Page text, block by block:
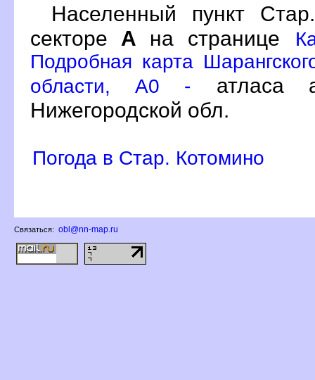
Населенный пункт
секторе А на странице
Подробная карта
области, A0 -
атласа
Нижегородской обл.
Погода в Стар. Котомино
Связаться: obl@nn-map.ru